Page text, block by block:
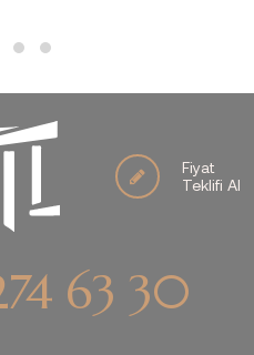
Fiyat
Teklifi Al
63 30